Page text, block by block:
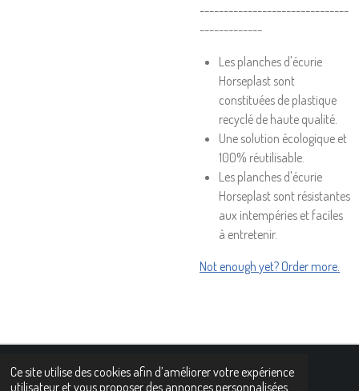
Ce site utilise des cookies afin d’améliorer votre expérience
utilisateur et vous proposer des annonces personnalisées.
-------------------------------
-------------
Les planches d'écurie
Horseplast sont
constituées de plastique
recyclé de haute qualité.
Une solution écologique et
100% réutilisable.
Les planches d'écurie
Horseplast sont résistantes
aux intempéries et faciles
à entretenir.
Not enough yet? Order more.
n© 2021 - 2022 www.horseplast.com